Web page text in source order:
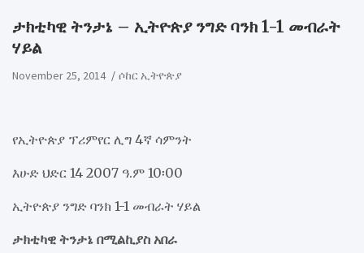
ታክቲካዊ ትንታኔ – ኢትዮጵያ ንግድ ባንክ 1-1 መብራት
ሃይል
November 25, 2014 ሶከር ኢትዮጵያ
የኢትዮጵያ ፕሪምየር ሊግ 4ኛ ሳምንት
እሁድ ህድር 14 2007 ዓ.ም 10፡00
ኢትዮጵያ ንግድ ባንክ 1-1 መብራት ሃይል
ታክቲካዊ ትንታኔ በሚልኪያስ አበራ